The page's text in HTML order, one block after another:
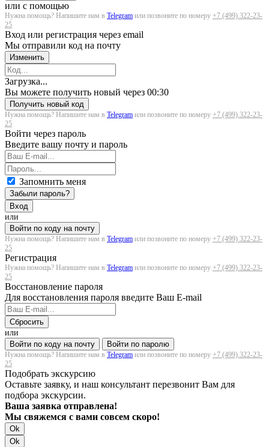
или с помощью
Нужна помощь? Напишите нам в Telegram или позвоните по номеру +7 (499) 322-23-
25
Вход или регистрация через email
Мы отправили код на почту
Изменить
Загрузка...
Вы можете получить новый через 00:30
Получить новый код
Нужна помощь? Напишите нам в Telegram или позвоните по номеру +7 (499) 322-23-
25
Войти через пароль
Введите вашу почту и пароль
Запомнить меня
Забыли пароль?
Вход
или
Войти по коду на почту
Нужна помощь? Напишите нам в Telegram или позвоните по номеру +7 (499) 322-23-
25
Регистрация
Нужна помощь? Напишите нам в Telegram или позвоните по номеру +7 (499) 322-23-
25
Восстановление пароля
Для восстановления пароля введите Ваш E-mail
Сбросить
или
Войти по коду на почту
Войти по паролю
Нужна помощь? Напишите нам в Telegram или позвоните по номеру +7 (499) 322-23-
25
Подобрать экскурсию
Оставьте заявку, и наш консультант перезвонит Вам для
подбора экскурсии.
Ваша заявка отправлена!
Мы свяжемся с вами совсем скоро!
Ok
Ok